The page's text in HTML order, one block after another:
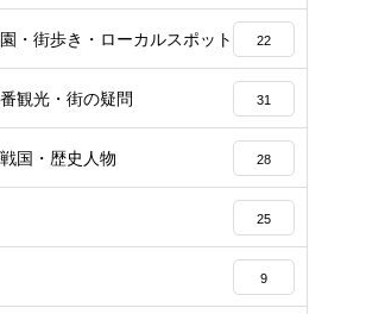
・街歩き・ローカルスポット 22
観光・街の疑問 31
国・歴史人物 28
25
9